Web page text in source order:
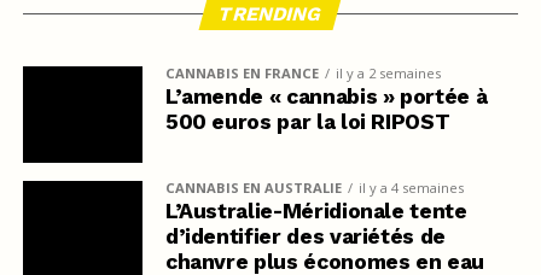
TRENDING
CANNABIS EN FRANCE il y a 2 semaines
L’amende « cannabis » portée à
500 euros par la loi RIPOST
CANNABIS EN AUSTRALIE il y a 4 semaines
L’Australie-Méridionale tente
d’identifier des variétés de
chanvre plus économes en eau